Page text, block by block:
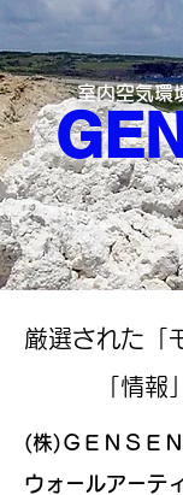
室内空気環
厳選された「
「情報」
(株)ＧＥＮＳＥ
ウォールアーテ